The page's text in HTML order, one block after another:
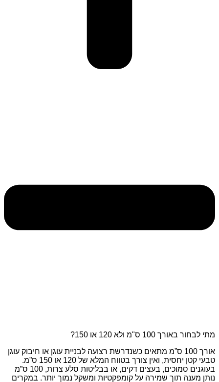
מתי לבחור באורך 100 ס"מ ולא 120 או 150?
אורך 100 ס”מ מתאים כשנדרשת רצועה לבניית עוגן או חיבוק עוגן
טבעי קטן יחסית, ואין צורך בטווח המלא של 120 או 150 ס”מ.
בעוגנים סמוכים, בעצים דקים, או בבליטות סלע צרות, 100 ס”מ
נותן מענה תוך שמירה על קומפקטיות ומשקל נמוך יותר. במקרים